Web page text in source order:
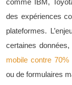
comme IBM,
des expériences
plateformes.
certaines données,
mobile contre
ou de formulaires